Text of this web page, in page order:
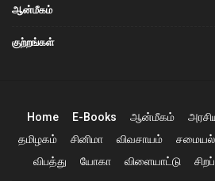
ஆன்மீகம்
குற்றங்கள்
Home E-Books ஆன்மீகம்
தமிழகம்
சினிமா விவசாயம் சமையல்
விபத்து
யோகா விளையாட்டு